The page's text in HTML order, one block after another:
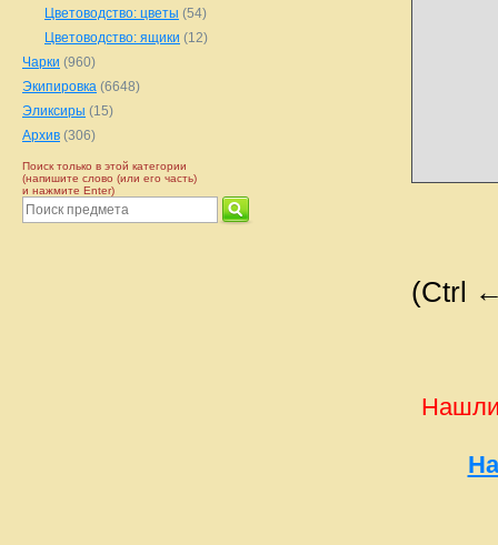
(Ctrl
Нашли
Цветоводство: цветы (54)
Цветоводство: ящики (12)
Чарки (960)
Экипировка (6648)
Эликсиры (15)
Архив (306)
Поиск только в этой категории
(напишите слово (или его часть)
и нажмите Enter)